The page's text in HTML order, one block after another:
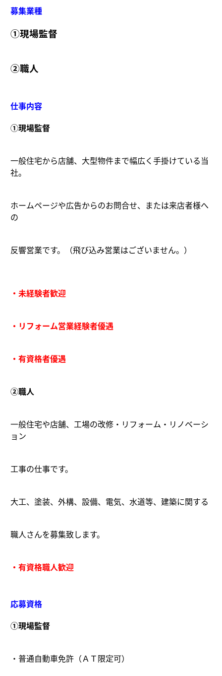
募集業種
①現場監督
②職人
仕事内容
①現場監督
一般住宅から店舗、大型物件まで幅広く手掛けている当
社。
ホームページや広告からのお問合せ、または来店者様へ
の
反響営業です。（飛び込み営業はございません。）
・未経験者歓迎
・リフォーム営業経験者優遇
・有資格者優遇
②職人
一般住宅や店舗、工場の改修・リフォーム・リノベーシ
ョン
工事の仕事です。
大工、塗装、外構、設備、電気、水道等、建築に関する
職人さんを募集致します。
・有資格職人歓迎
応募資格
①現場監督
・普通自動車免許（ＡＴ限定可）